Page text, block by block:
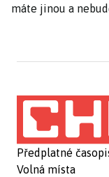
máte jinou a
Předplatné
Volná místa